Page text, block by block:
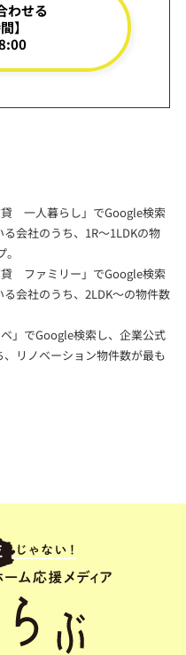
わせる
】
一人暮らし」でGoogle検索
会社のうち、1R～1LDKの物
ファミリー」でGoogle検索
会社のうち、2LDK～の物件数
でGoogle検索し、企業公式
リノベーション物件数が最も